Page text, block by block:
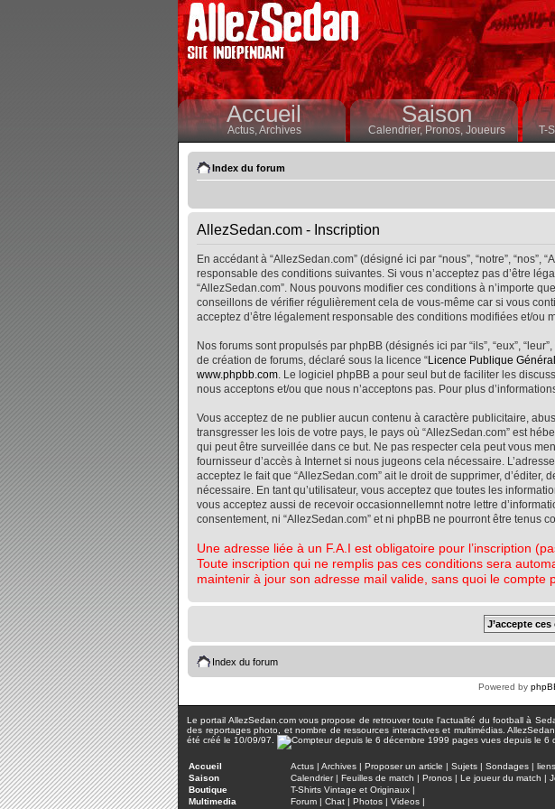
Accueil
Actus,Archives
Saison
Calendrier,Pronos, Joueurs T-
Index du forum
AllezSedan.com - Inscription
En accédant à “AllezSedan.com” (désigné ici par “nous”, “notre”,
responsable des conditions suivantes. Si vous n’acceptez pas d’être
“AllezSedan.com”. Nous pouvons modifier ces conditions à n’importe
conseillons de vérifier régulièrement cela de vous-même car si vous
acceptez d’être légalement responsable des conditions modifiées et/ou
Nos forums sont propulsés par phpBB (désignés ici par “ils”, “eux”,
de création de forums, déclaré sous la licence “Licence Publique
www.phpbb.com. Le logiciel phpBB a pour seul but de faciliter les
nous acceptons et/ou que nous n’acceptons pas. Pour plus
Vous acceptez de ne publier aucun contenu à caractère publicitaire,
transgresser les lois de votre pays, le pays où “AllezSedan.com” est
qui peut être surveillée dans ce but. Ne pas respecter cela peut vous
fournisseur d’accès à Internet si nous jugeons cela nécessaire.
acceptez le fait que “AllezSedan.com” ait le droit de supprimer,
nécessaire. En tant qu’utilisateur, vous acceptez que toutes les
vous acceptez aussi de recevoir occasionnellemnt notre lettre
consentement, ni “AllezSedan.com” et ni phpBB ne pourront être tenus
Une adresse liée à un F.A.I est obligatoire pour l’inscription
Toute inscription qui ne remplis pas ces conditions sera
maintenir à jour son adresse mail valide, sans quoi le compte
Index du forum
Powered by
Le portail AllezSedan.com vous propose de retrouver toute l'actualité du football à
des reportages photo, et nombre de ressources interactives et multimédias.
été créé le 10/09/97.
pages vues depuis le 6
Accueil Actus | Archives | Proposer un article | Sujets | Sondages | liens
Saison
Calendrier| Feuilles de match | Pronos | Le joueur du match |
Boutique
T-Shirts Vintage et Originaux |
Multimedia
Forum | Chat | Photos | Videos |